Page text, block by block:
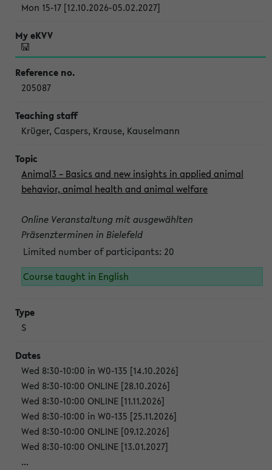
Mon 15-17 [12.10.2026-05.02.2027]
205087
Krüger, Caspers, Krause, Kauselmann
Animal3 – Basics and new insights in applied animal
behavior, animal health and animal welfare
Online Veranstaltung mit ausgewählten
Präsenzterminen in Bielefeld
Limited number of participants: 20
Course taught in English
S
Wed 8:30-10:00 in W0-135 [14.10.2026]
Wed 8:30-10:00 ONLINE [28.10.2026]
Wed 8:30-10:00 ONLINE [11.11.2026]
Wed 8:30-10:00 in W0-135 [25.11.2026]
Wed 8:30-10:00 ONLINE [09.12.2026]
Wed 8:30-10:00 ONLINE [13.01.2027]
...